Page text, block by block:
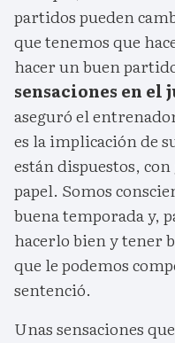
partidos pueden
que tenemos que
hacer un buen
sensaciones en el
aseguró el
es la implicación de
están dispuestos,
papel. Somos
buena temporada y,
hacerlo bien y tener
que le podemos
sentenció.
Unas sensaciones